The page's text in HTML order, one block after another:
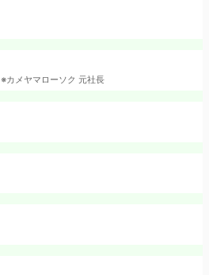
※カメヤマローソク 元社長